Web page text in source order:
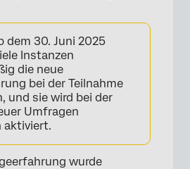
dem 30. Juni 2025
Instanzen
die neue
bei der Teilnahme
und sie wird bei der
Umfragen
aktiviert.
wurde